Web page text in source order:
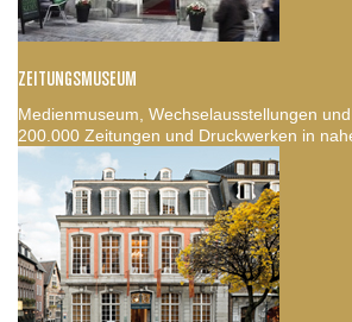
ZEITUNGSMUSEUM
Medienmuseum, Wechselausstellungen
200.000 Zeitungen und Druckwerken in